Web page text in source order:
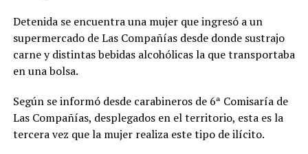
Detenida se encuentra una mujer que ingresó a un
supermercado de Las Compañías desde donde sustrajo
carne y distintas bebidas alcohólicas la que transportaba
en una bolsa.
Según se informó desde carabineros de 6ª Comisaría de
Las Compañías, desplegados en el territorio, esta es la
tercera vez que la mujer realiza este tipo de ilícito.